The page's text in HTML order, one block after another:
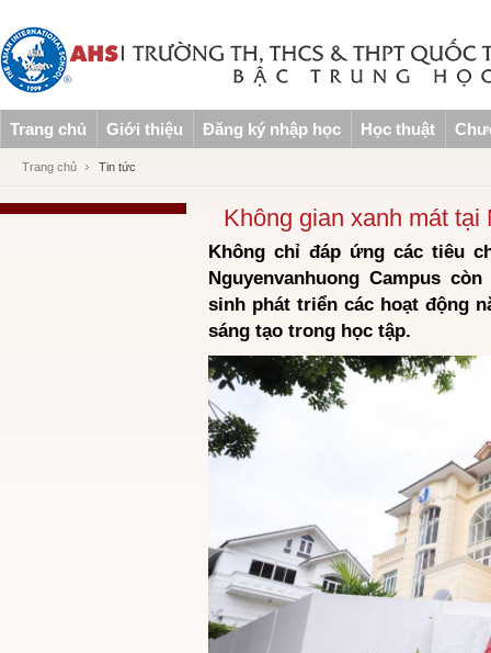
Trang chủ Giới thiệu Đăng ký nhập học Học thuật
Trang chủ Tin tức
Không gian xanh mát
Không chỉ đáp ứng các tiêu
Nguyenvanhuong Campus
sinh phát triển các hoạt động
sáng tạo trong học tập.